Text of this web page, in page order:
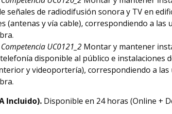
señales de radiodifusión sonora y TV en
(antenas y vía cable), correspondiendo a las
UC0121_2 Montar y mantener
disponible al público e instalaciones
y videoportería), correspondiendo a las
Incluido). Disponible en 24 horas (Online +